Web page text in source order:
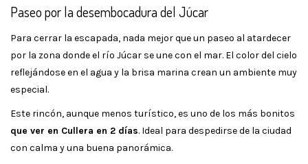
Paseo por la desembocadura del Júcar
Para cerrar la escapada, nada mejor que un paseo al atardecer
por la zona donde el río Júcar se une con el mar. El color del cielo
reflejándose en el agua y la brisa marina crean un ambiente muy
especial.
Este rincón, aunque menos turístico, es uno de los más bonitos
que ver en Cullera en 2 días. Ideal para despedirse de la ciudad
con calma y una buena panorámica.